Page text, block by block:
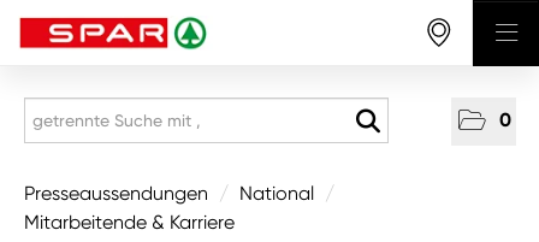
0
Presseaussendungen
National
Presseaussendungen / National /
Mitarbeitende & Karriere